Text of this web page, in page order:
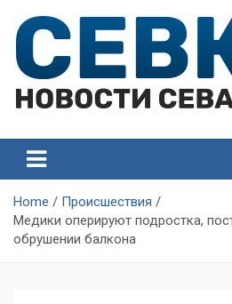
content
Севастополя
Севастополя
Home
Происшествия
Медики оперируют подростка,
обрушении балкона